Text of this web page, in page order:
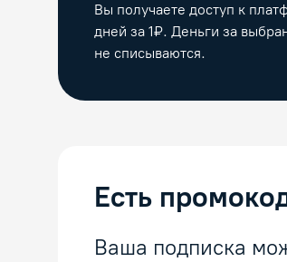
Вы получаете доступ к
дней за 1₽. Деньги за
не списываются.
Есть
Ваша подписка